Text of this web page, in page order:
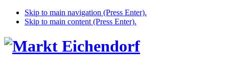
Skip to main navigation (Press Enter).
Skip to main content (Press Enter).